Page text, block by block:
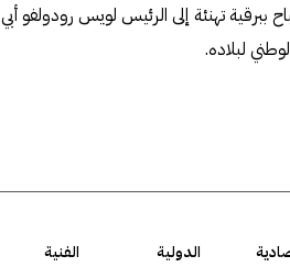
تهنئة إلى الرئيس لويس رودولفو أبي
لبلاده.
الدولية الفنية